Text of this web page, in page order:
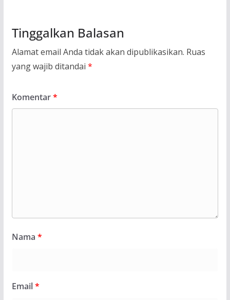
Tinggalkan Balasan
Alamat email Anda tidak akan dipublikasikan. Ruas
yang wajib ditandai *
Komentar*
Nama *
Email*